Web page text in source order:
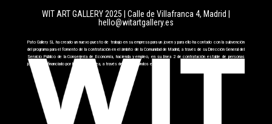
WIT ART GALLERY 2025 | Calle de Villafranca 4, Madrid
hello@witartgallery.es
Pato Gallery SL ha creado un nuevo puesto de trabajo en su empresa para un joven y para ello ha contado con la subvención
del programa para el fomento de la contratación en el ámbito de la Comunidad de Madrid, a través de su Dirección General del
Servicio Público de la Conserjería de Economía, hacienda y empleo, en su línea 2 de contratación estable de personas
jóvenes cofinanciado por la Unión Europea, a través del FSE+ fondos europeos.